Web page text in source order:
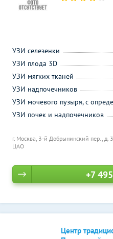
г. Москва, 3-й Добрынинский пер., д.
ЦАО
УЗИ селезенки
УЗИ плода 3D
УЗИ мягких тканей
УЗИ надпочечников
УЗИ мочевого пузыря, с
УЗИ почек и надпочечников
+7
Центр